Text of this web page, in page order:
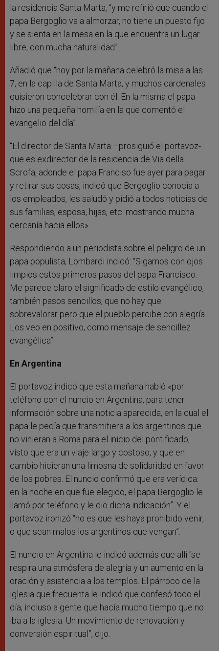
la residencia Santa Marta, “y me refirió que cuando el
papa Bergoglio va a almorzar, no tiene un puesto fijo
y se sienta en la mesa en la que encuentra un lugar
libre, con mucha naturalidad”.
Añadió que “hoy por la mañana celebró la misa a las
7, en la capilla de Santa Marta, y muchos cardenales
quisieron concelebrar con él. En la misma el papa
hizo una pequeña homilía en la que comentó el
evangelio del día”.
“El director de Santa Marta –prosiguió el portavoz-
que es exdirector de la residencia de Via della
Scrofa, adonde el papa Franciso fue ayer para pagar
y retirar sus cosas, indicó que Bergoglio conocía a
los empleados, les saludó y pidió a todos noticias de
sus familias, esposa, hijas, etc. mostrando mucha
cercanía hacia ellos».
Respondiendo a un periodista sobre el peligro de un
papa populista, Lombardi indicó: “Sigamos con ojos
limpios estos primeros pasos del papa Francisco.
Me parece claro el significado de estilo evangélico,
también pasos sencillos, que no hay que
sobrevalorar pero que el pueblo percibe con alegría.
Los veo en positivo, como mensaje de sencillez
evangélica”.
En Argentina
El portavoz indicó que esta mañana habló «por
teléfono con el nuncio en Argentina, para tener
información sobre una noticia aparecida, en la cual el
papa le pedía que transmitiera a los argentinos que
no vinieran a Roma para el inicio del pontificado,
visto que era un viaje largo y costoso, y que en
cambio hicieran una limosna de solidaridad en favor
de los pobres. El nuncio confirmó que era verídica:
en la noche en que fue elegido, el papa Bergoglio le
llamó por teléfono y le dio dicha indicación”. Y el
portavoz ironizó “no es que les haya prohibido venir,
o que sean malos los argentinos que vengan”.
El nuncio en Argentina le indicó además que allí “se
respira una atmósfera de alegría y un aumento en la
oración y asistencia a los templos. El párroco de la
iglesia que frecuenta le indicó que confesó todo el
día, incluso a gente que hacía mucho tiempo que no
iba a la iglesia. Un movimiento de renovación y
conversión espiritual”, dijo.